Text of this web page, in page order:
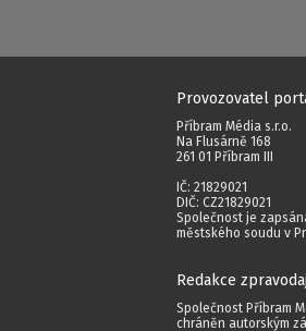
Provozovatel
Příbram Média s.r.o.
Na Flusárně 168
261 01 Příbram III
IČ: 21829021
DIČ: CZ21829021
Společnost je
městského soudu v
Redakce
Společnost Příbram
chráněn autorským